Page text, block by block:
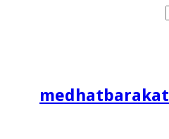
medhatbarakat